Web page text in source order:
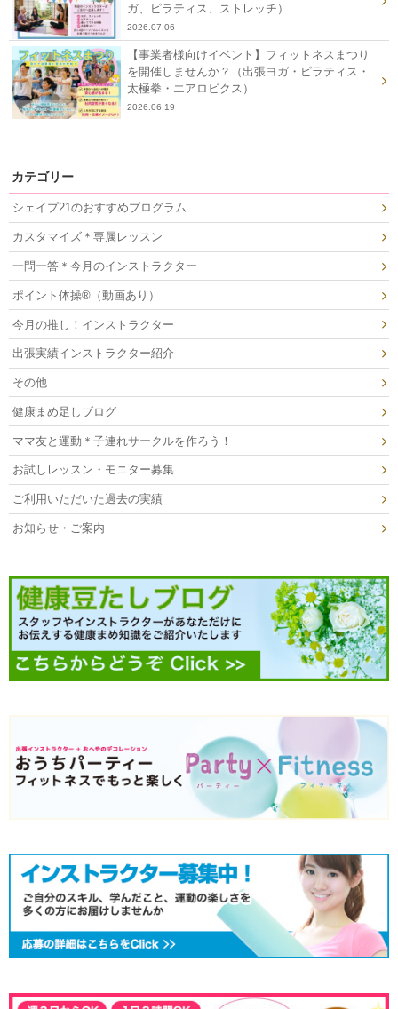
ガ、ピラティス、ストレッチ）
2026.07.06
【事業者様向けイベント】フィットネスまつり
を開催しませんか？（出張ヨガ・ピラティス・
太極拳・エアロビクス）
2026.06.19
カテゴリー
シェイプ21のおすすめプログラム
カスタマイズ＊専属レッスン
一問一答＊今月のインストラクター
ポイント体操®（動画あり）
今月の推し！インストラクター
出張実績インストラクター紹介
その他
健康まめ足しブログ
ママ友と運動＊子連れサークルを作ろう！
お試しレッスン・モニター募集
ご利用いただいた過去の実績
お知らせ・ご案内